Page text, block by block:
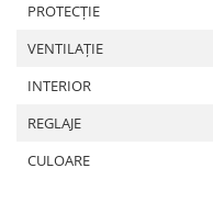
Ochelari de soare
Sepci
Echipament Dama
PROTECȚIE
VENTILAȚIE
INTERIOR
REGLAJE
CULOARE